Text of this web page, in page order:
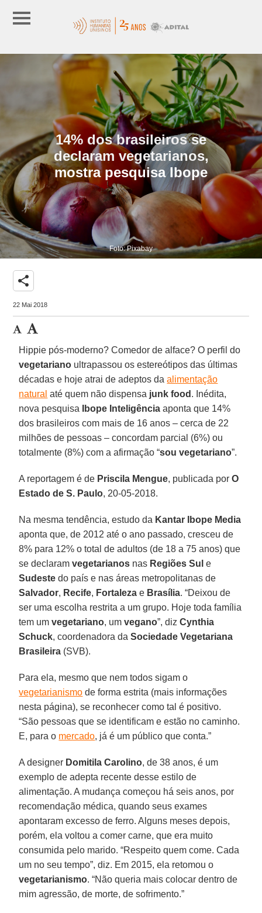
14% dos brasileiros se
declaram vegetarianos,
mostra pesquisa Ibope
Foto: Pixabay
share
22 Mai 2018
Hippie pós-moderno? Comedor de alface? O perfil do
vegetariano ultrapassou os estereótipos das últimas
décadas e hoje atrai de adeptos daalimentação
natural até quem não dispensa junk food . Inédita,
nova pesquisa
Ibope Inteligência aponta que 14%
dos brasileiros com mais de 16 anos – cerca de 22
milhões de pessoas – concordam parcial (6%) ou
totalmente (8%) com a afirmação “sou vegetariano”.
A reportagem é de Priscila Mengue, publicada porO
Estado de S. Paulo, 20-05-2018.
Na mesma tendência, estudo da Kantar Ibope Media
aponta que, de 2012 até o ano passado, cresceu de
8% para 12% o total de adultos (de 18 a 75 anos) que
se declaramvegetarianos nas Regiões Sul e
Sudeste do país e nas áreas metropolitanas de
Salvador, Recife, Fortaleza e Brasília. “Deixou de
ser uma escolha restrita a um grupo. Hoje toda família
tem umvegetariano, umvegano”, dizCynthia
Schuck, coordenadora daSociedade Vegetariana
Brasileira (SVB).
Para ela, mesmo que nem todos sigam o
vegetarianismo de forma estrita (mais informações
nesta página), se reconhecer como tal é positivo.
“São pessoas que se identificam e estão no caminho.
E, para o mercado, já é um público que conta.”
A designer Domitila Carolino, de 38 anos, é um
exemplo de adepta recente desse estilo de
alimentação. A mudança começou há seis anos, por
recomendação médica, quando seus exames
apontaram excesso de ferro. Alguns meses depois,
porém, ela voltou a comer carne, que era muito
consumida pelo marido. “Respeito quem come. Cada
um no seu tempo”, diz. Em 2015, ela retomou o
vegetarianismo. “Não queria mais colocar dentro de
mim agressão, de morte, de sofrimento.”